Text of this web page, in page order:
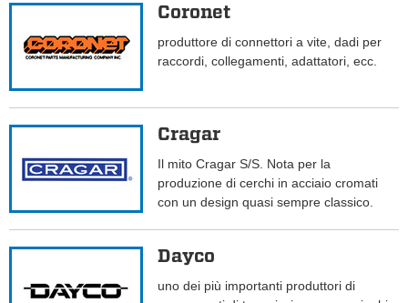
Coronet
produttore di connettori a vite, dadi per
raccordi, collegamenti, adattatori, ecc.
Cragar
Il mito Cragar S/S. Nota per la
produzione di cerchi in acciaio cromati
con un design quasi sempre classico.
Dayco
uno dei più importanti produttori di